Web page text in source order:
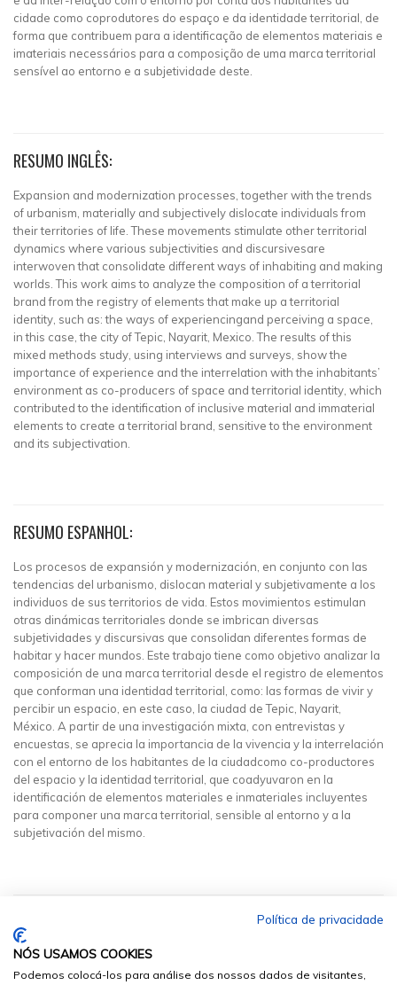
cidade como coprodutores do espaço e da identidade territorial, de
forma que contribuem para a identificação de elementos materiais e
imateriais necessários para a composição de uma marca territorial
sensível ao entorno e a subjetividade deste.
RESUMO INGLÊS:
Expansion and modernization processes, together with the trends
of urbanism, materially and subjectively dislocate individuals from
their territories of life. These movements stimulate other territorial
dynamics where various subjectivities and discursivesare
interwoven that consolidate different ways of inhabiting and making
worlds. This work aims to analyze the composition of a territorial
brand from the registry of elements that make up a territorial
identity, such as: the ways of experiencingand perceiving a space,
in this case, the city of Tepic, Nayarit, Mexico. The results of this
mixed methods study, using interviews and surveys, show the
importance of experience and the interrelation with the inhabitants’
environment as co-producers of space and territorial identity, which
contributed to the identification of inclusive material and immaterial
elements to create a territorial brand, sensitive to the environment
and its subjectivation.
RESUMO ESPANHOL:
Los procesos de expansión y modernización, en conjunto con las
tendencias del urbanismo, dislocan material y subjetivamente a los
individuos de sus territorios de vida. Estos movimientos estimulan
otras dinámicas territoriales donde se imbrican diversas
subjetividades y discursivas que consolidan diferentes formas de
habitar y hacer mundos. Este trabajo tiene como objetivo analizar la
composición de una marca territorial desde el registro de elementos
que conforman una identidad territorial, como: las formas de vivir y
percibir un espacio, en este caso, la ciudad de Tepic, Nayarit,
México. A partir de una investigación mixta, con entrevistas y
encuestas, se aprecia la importancia de la vivencia y la interrelación
con el entorno de los habitantes de la ciudadcomo co-productores
del espacio y la identidad territorial, que coadyuvaron en la
identificación de elementos materiales e inmateriales incluyentes
para componer una marca territorial, sensible al entorno y a la
subjetivación del mismo.
Política de privacidade
NÓS USAMOS COOKIES
Podemos colocá-los para análise dos nossos dados de visitantes,